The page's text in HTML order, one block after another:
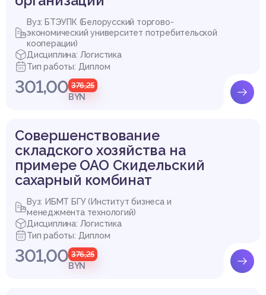
Вуз: БТЭУПК (Белорусский торгово-
экономический университет потребительской
кооперации)
Дисциплина: Логистика
Тип работы: Диплом
301,00 376,25
BYN
Совершенствование
складского хозяйства на
примере ОАО Скидельский
сахарный комбинат
Вуз: ИБМТ БГУ (Институт бизнеса и
менеджмента технологий)
Дисциплина: Логистика
Тип работы: Диплом
301,00 376,25
BYN